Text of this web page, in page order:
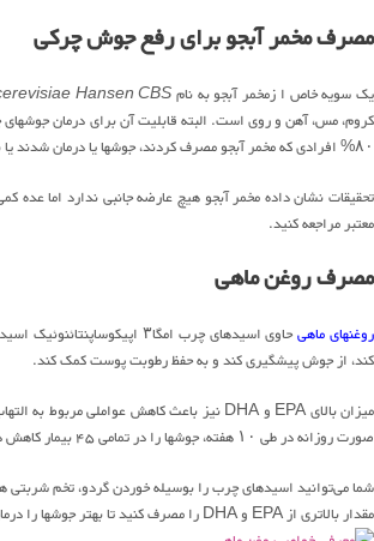
مصرف مخمر آبجو برای رفع جوش چرکی
یک سویه خاص ا زمخمر آبجو به نامHansen CBS
۸۰% افرادی که مخمر آبجو مصرف کردند، جوشها یا درمان شدند یا به میزان چشمگیری بهتر شدند، در حالی که تنها ۲۶% افراد گروه دارونما بهبود یافته بودند.
تحقیقات نشان داده مخمر آبجو هیچ عارضه جانبی ندارد اما عده
معتبر مراجعه کنید.
مصرف روغن ماهی
روغنهای ماهی
کند، از جوش پیشگیری کند و به حفظ رطوبت پوست کمک کند.
صورت روزانه در طی ۱۰ هفته، جوشها را در تمامی ۴۵ بیمار کاهش داد.
مقدار بالاتری از EPA و DHA را مصرف کنید تا بهتر جوشها را درمان کنید. برای خرید مکمل ماهی به داروخانه‌ها یا فروشگاه‌های آنلاین مراجعه کنید.